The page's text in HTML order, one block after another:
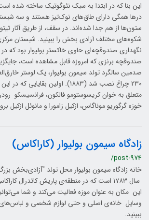
این بنا که در ابتدا به سبک نئوگوتیک ساخته شده
درها همگی دارای طاق‌های نوک‌تیز هستند و سه
ستون‌ها از هم جدا شده‌اند. در سقف، از طریق آثار
شکوه‌های مختلف آزادی‌ بخش را ببینید. شبستان
صندوقچه برنزی که امروزه قابل مشاهده است،
۲۳۰ چراغ نصب شد (۱۸۸۳). اولین
متعلق به خوان کریسوستومو فالکون، فرانسیسکو
خوزه گرگوریو موناگاس، ازکیل زامورا و مانوئل ازکیل
زادگاه سیمون بولیوار (کاراکاس)
/post-974
خانه زادگاه سیمون بولیوار محل تولد "آزادی‌بخش
سال ۱۷۸۳ است که در منطقه‌ی پاریش کاتدرال
این مکان به عنوان موزه فعالیت می‌کند و شما
وسایل خانه‌ی اصلی و حتی لوازم شخصی و لباس‌های
ببینید.